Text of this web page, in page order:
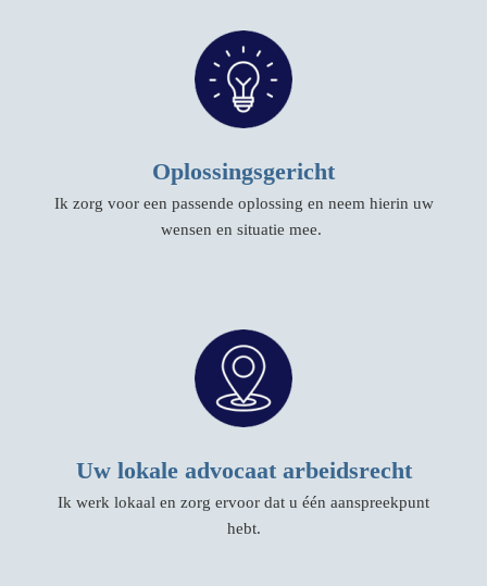
Oplossingsgericht
Ik zorg voor een passende oplossing en neem hierin uw
wensen en situatie mee.
Uw lokale advocaat arbeidsrecht
Ik werk lokaal en zorg ervoor dat u één aanspreekpunt
hebt.